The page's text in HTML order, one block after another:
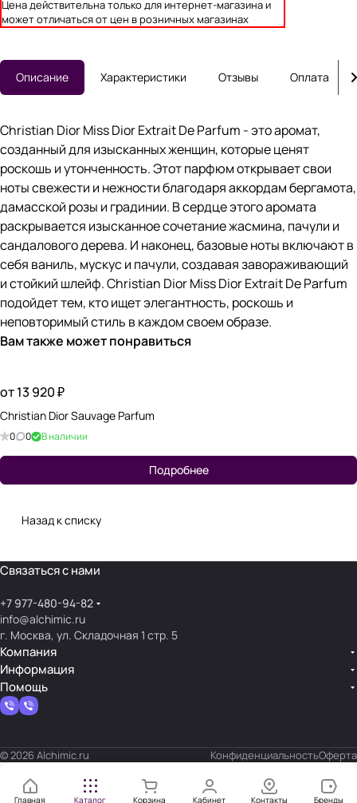
Цена действительна только для интернет-магазина и
может отличаться от цен в розничных магазинах
Описание Характеристики Отзывы Оплата
Christian Dior Miss Dior Extrait De Parfum - это аромат,
созданный для изысканных женщин, которые ценят
роскошь и утонченность. Этот парфюм открывает свои
ноты свежести и нежности благодаря аккордам бергамота,
дамасской розы и градинии. В сердце этого аромата
раскрывается изысканное сочетание жасмина, пачули и
сандалового дерева. И наконец, базовые ноты включают в
себя ваниль, мускус и пачули, создавая завораживающий
и стойкий шлейф. Christian Dior Miss Dior Extrait De Parfum
подойдет тем, кто ищет элегантность, роскошь и
неповторимый стиль в каждом своем образе.
Вам также может понравиться
от 13 920 ₽
Christian Dior Sauvage Parfum
0 0 В наличии
Подробнее
Назад к списку
Связаться с нами
+7 977-480-94-82
info@alchimic.ru
г. Москва, ул. Складочная 1 стр. 5
Компания
Информация
Помощь
© 2026 Alchimic.ru КонфиденциальностьОферта
Главная Каталог Корзина Кабинет Контакты Бренды